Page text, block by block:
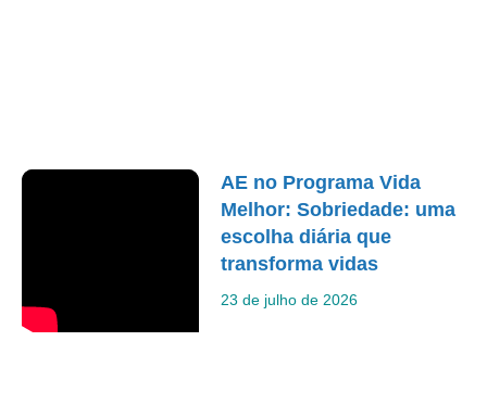
AE no Programa Vida
Melhor: Sobriedade: uma
escolha diária que
transforma vidas
23 de julho de 2026